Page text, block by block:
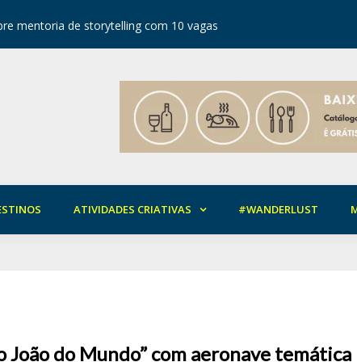
mentoria de storytelling com 10 vagas
ATIVIDADES CRIATIVAS #WANDERLUST
João do Mundo” com aeronave temática